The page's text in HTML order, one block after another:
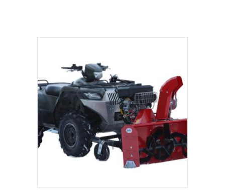
PŘIDAT DO KOŠÍKU